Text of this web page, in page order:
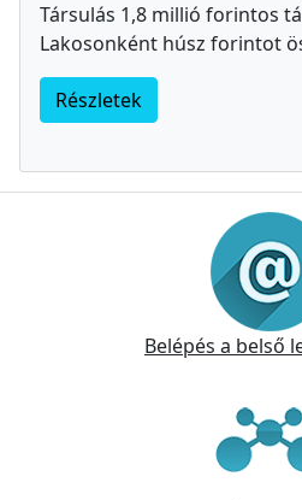
Társulás 1,8 millió forintos
Lakosonként húsz forintot
Részletek
Belépés a belső